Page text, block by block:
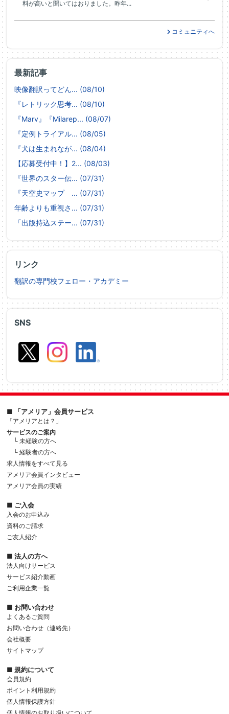
SNS
最新記事
映像翻訳ってどん... (08/10)
『レトリック思考... (08/10)
『Marv』『Milarep... (08/07)
『定例トライアル... (08/05)
『犬は生まれなが... (08/04)
【応募受付中！】2... (08/03)
『世界のスター伝... (07/31)
『天空史マップ ... (07/31)
年齢よりも重視さ... (07/31)
「出版持込ステー... (07/31)
リンク
翻訳の専門校フェロー・アカデミー
料が高いと聞いてはおりました。昨年...
コミュニティへ
■ 「アメリア」会員サービス
「アメリアとは？」
サービスのご案内
└ 未経験の方へ
└ 経験者の方へ
求人情報をすべて見る
アメリア会員インタビュー
アメリア会員の実績
■ ご入会
入会のお申込み
資料のご請求
ご友人紹介
■ 法人の方へ
法人向けサービス
サービス紹介動画
ご利用企業一覧
■ お問い合わせ
よくあるご質問
お問い合わせ（連絡先）
会社概要
サイトマップ
■ 規約について
会員規約
ポイント利用規約
個人情報保護方針